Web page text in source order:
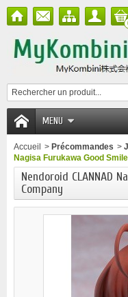
MENU
Accueil > Précommandes >
Nagisa Furukawa Good
Nendoroid CLANNAD
Company